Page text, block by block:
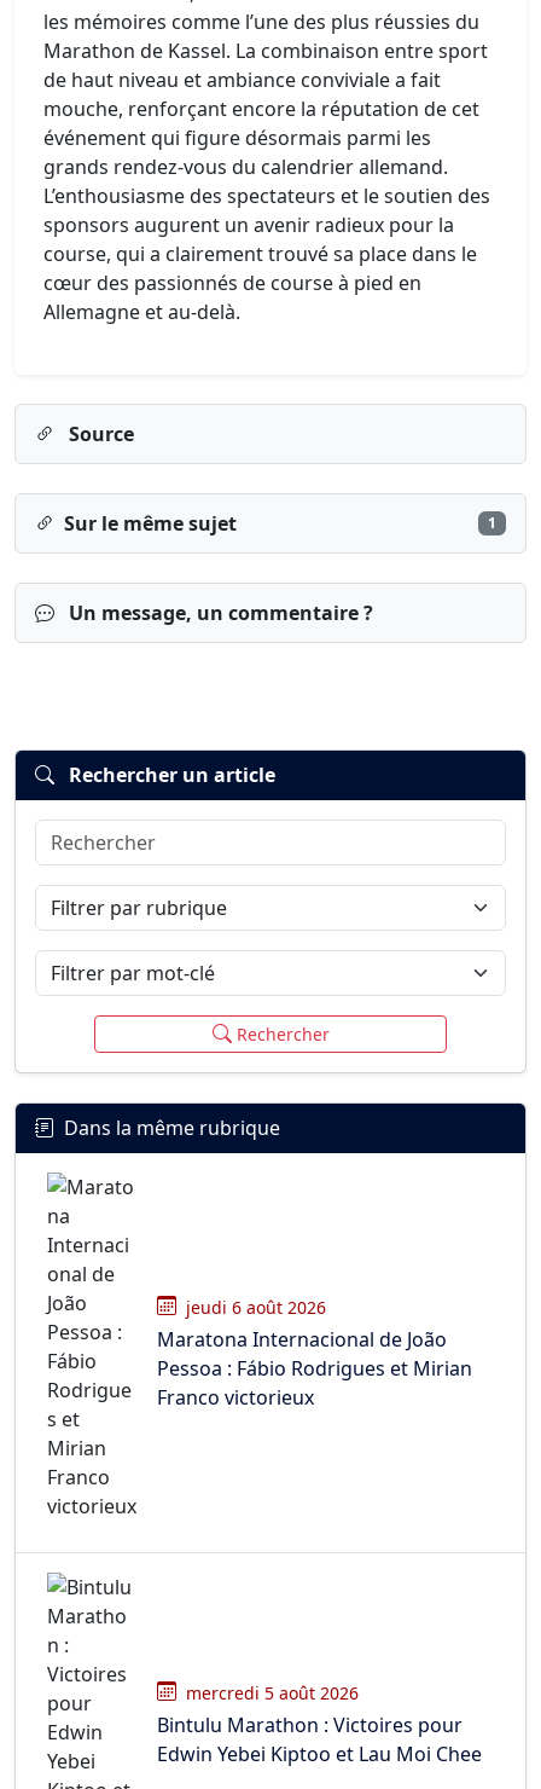
les mémoires comme l’une des plus réussies du
Marathon de Kassel. La combinaison entre sport
de haut niveau et ambiance conviviale a fait
mouche, renforçant encore la réputation de cet
événement qui figure désormais parmi les
grands rendez-vous du calendrier allemand.
L’enthousiasme des spectateurs et le soutien des
sponsors augurent un avenir radieux pour la
course, qui a clairement trouvé sa place dans le
cœur des passionnés de course à pied en
Allemagne et au-delà.
Source
Sur le même sujet 1
Un message, un commentaire ?
Connexion
Rechercher un article
Rechercher
Filtrer par rubrique
Filtrer par mot-clé
Rechercher
Dans la même rubrique
jeudi 6 août 2026
Maratona Internacional de João
Pessoa : Fábio Rodrigues et Mirian
Franco victorieux
mercredi 5 août 2026
Bintulu Marathon : Victoires pour
Edwin Yebei Kiptoo et Lau Moi Chee